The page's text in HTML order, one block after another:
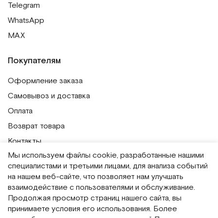
Telegram
WhatsApp
MAX
Покупателям
Оформление заказа
Самовывоз и доставка
Оплата
Возврат товара
Контакты
Публичная оферта
Политика обработки персональных данных
Политика использования сессионных файлов
Согласие на получение рассылок
Мы используем файлы cookie, разработанные нашими
специалистами и третьими лицами, для анализа событий
на нашем веб-сайте, что позволяет нам улучшать
взаимодействие с пользователями и обслуживание.
Продолжая просмотр страниц нашего сайта, вы
принимаете условия его использования. Более